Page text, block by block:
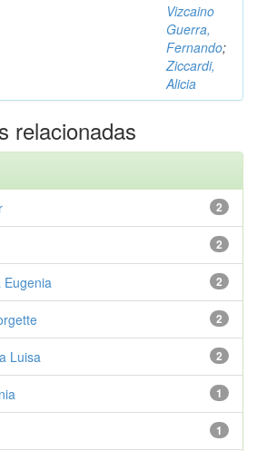
Vizcaino
Guerra,
Fernando;
Ziccardi,
Alicia
relacionadas
2
2
2
2
2
Luisa
1
1